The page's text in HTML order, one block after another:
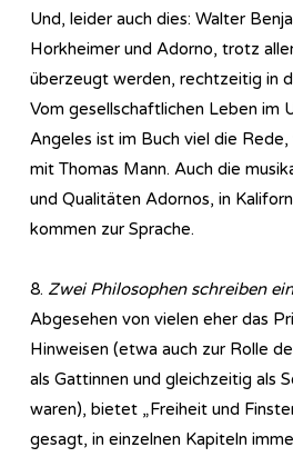
Und, leider auch dies: Walter
Horkheimer und Adorno, trotz
überzeugt werden, rechtzeitig in
Vom gesellschaftlichen Leben im
Angeles ist im Buch viel die
mit Thomas Mann. Auch die
und Qualitäten Adornos, in
kommen zur Sprache.
8. Zwei Philosophen schreiben
Abgesehen von vielen eher das
Hinweisen (etwa auch zur Rolle
als Gattinnen und gleichzeitig als
waren), bietet „Freiheit und
gesagt, in einzelnen Kapiteln